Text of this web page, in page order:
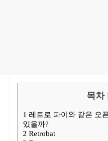
목차
1 레트로 파이와 같은 오
있을까?
2 Retrobat